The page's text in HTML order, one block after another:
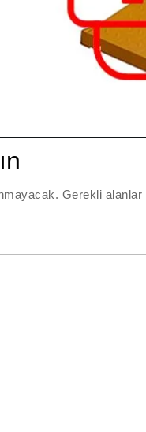
Gerekli alanlar